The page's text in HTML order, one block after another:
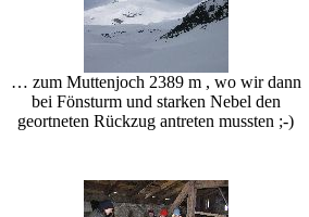
… zum Muttenjoch 2389 m , wo wir dann
bei Fönsturm und starken Nebel den
geortneten Rückzug antreten mussten ;-)